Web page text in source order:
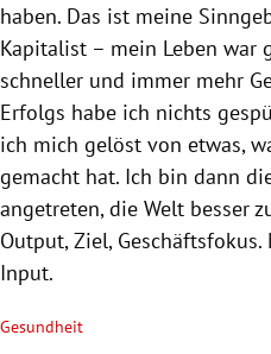
haben. Das ist meine
Kapitalist – mein Leben war
schneller und immer mehr
Erfolgs habe ich nichts
ich mich gelöst von etwas,
gemacht hat. Ich bin dann
angetreten, die Welt besser
Output, Ziel,
Input.
Gesundheit